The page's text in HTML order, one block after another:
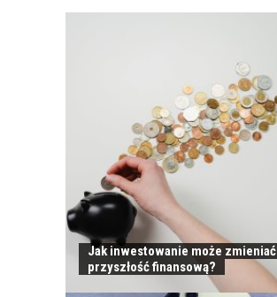
Jak inwestowanie może zmieniać
przyszłość finansową?